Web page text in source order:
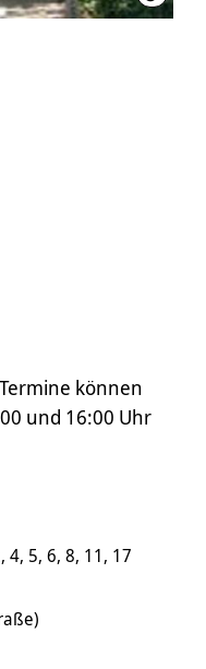
können
und 16:00 Uhr
5, 6, 8, 11, 17